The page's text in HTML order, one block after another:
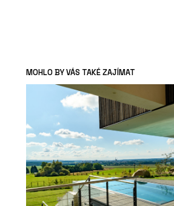
MOHLO BY VÁS TAKÉ ZAJÍMAT